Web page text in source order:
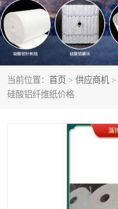
当前位置： 首页 > 供应商机 >
硅酸铝纤维纸价格
硅酸铝挡火板
含锆毯
硅酸铝散棉